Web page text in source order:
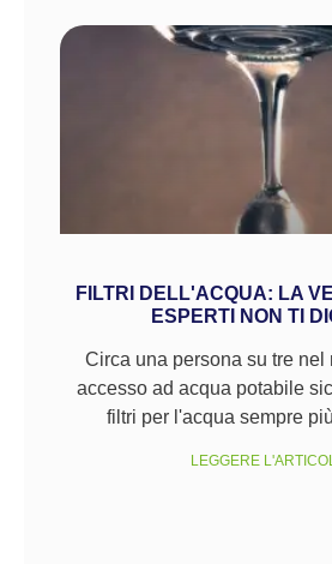
FILTRI DELL'ACQUA: LA
ESPERTI NON TI
Circa una persona su tre nel
accesso ad acqua potabile
filtri per l'acqua sempre
LEGGERE